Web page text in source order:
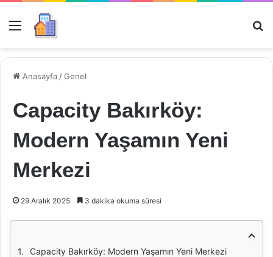
Menü
Anasayfa /Genel
Capacity Bakırköy:
Modern Yaşamın Yeni
Merkezi
29 Aralık 2025 3 dakika okuma süresi
Capacity Bakırköy: Modern Yaşamın Yeni Merkezi